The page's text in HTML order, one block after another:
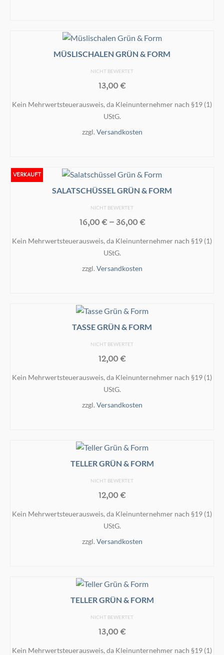
MÜSLISCHALEN GRÜN & FORM
NICHT BEWERTET
13,00€
Kein Mehrwertsteuerausweis, da Kleinunternehmer nach §19 (1)
UStG.
zzgl. Versandkosten
VERKAUFT
SALATSCHÜSSEL GRÜN & FORM
NICHT BEWERTET
16,00€–36,00€
Kein Mehrwertsteuerausweis, da Kleinunternehmer nach §19 (1)
UStG.
zzgl. Versandkosten
Produkt
weist
Varianten
auf.
Optionen
können
auf
TASSE GRÜN & FORM
NICHT BEWERTET
12,00€
Kein Mehrwertsteuerausweis, da Kleinunternehmer nach §19 (1)
UStG.
zzgl. Versandkosten
TELLER GRÜN & FORM
NICHT BEWERTET
12,00€
Kein Mehrwertsteuerausweis, da Kleinunternehmer nach §19 (1)
UStG.
zzgl. Versandkosten
TELLER GRÜN & FORM
NICHT BEWERTET
13,00€
Kein Mehrwertsteuerausweis, da Kleinunternehmer nach §19 (1)